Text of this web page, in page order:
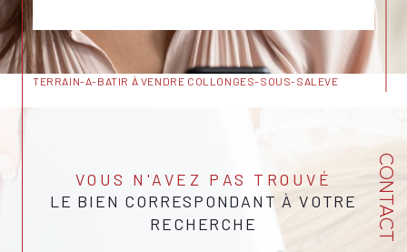
CONTACT
TERRAIN-A-BATIR À VENDRE COLLONGES-SOUS-SALEVE
VOUS N'AVEZ PAS TROUVÉ
LE BIEN CORRESPONDANT À VOTRE
RECHERCHE